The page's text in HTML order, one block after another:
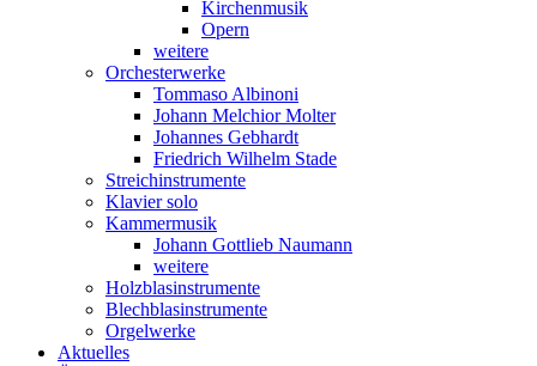
Kirchenmusik
Opern
weitere
Orchesterwerke
Tommaso Albinoni
Johann Melchior Molter
Johannes Gebhardt
Friedrich Wilhelm Stade
Streichinstrumente
Klavier solo
Kammermusik
Johann Gottlieb Naumann
weitere
Holzblasinstrumente
Blechblasinstrumente
Orgelwerke
Aktuelles